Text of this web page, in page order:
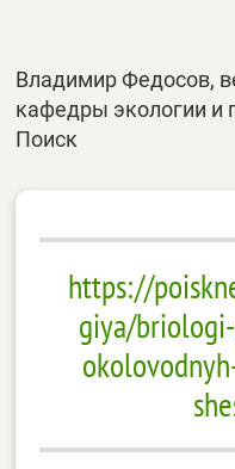
Владимир Федосов,
кафедры экологии и
Поиск
https://
giya/